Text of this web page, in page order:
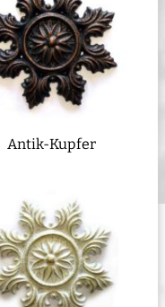
Antik-Kupfer